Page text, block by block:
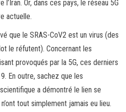
l’Iran. Or, dans ces pays, le réseau 5G
actuelle.
que le SRAS-CoV2 est un virus (des
le réfutent). Concernant les
provoqués par la 5G, ces derniers
En outre, sachez que les
a démontré le lien se
tout simplement jamais eu lieu.